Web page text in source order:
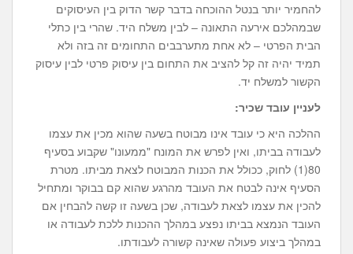
להחמיר יותר בנטל ההוכחה בדבר קשר הדוק בין העיסוקים
שבמהלכם אירעה התאונה – לבין משלח היד. שהרי בין כתלי
הבית הפרטי – לא אחת מתערבבים התחומים זה בזה ולא
תמיד יהיה זה קל להציב את התחום בין עיסוק פרטי לבין עיסוק
הקשור למשלח יד.
לעניין עובד שכיר:
ההלכה היא כי עובד אינו מבוטח בשעה שהוא מכין את עצמו
לעבודה בביתו, ואין לפרש את המונח "ממעונו" שקבוע בסעיף
80(1) לחוק, ככולל את הכנות המבוטח לצאת מביתו. מטרת
הסעיף אינה לבטח את העובד מהרגע שהוא קם בבוקר ומתחיל
להכין את עצמו לצאת לעבודה, שכן בשעה זו קשה להבחין אם
העובד הנמצא בביתו נפצע במהלך ההכנות ללכת לעבודה או
במהלך ביצוע פעולה שאינה קשורה לעבודתו.